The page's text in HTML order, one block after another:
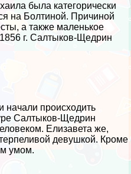
была категорически
на Болтиной. Причиной
а также маленькое
г. Салтыков-Щедрин
происходить
Салтыков-Щедрин
Елизавета же,
дeвyшкой. Кроме
умом.